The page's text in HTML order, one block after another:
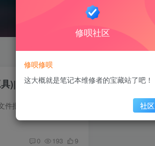
)|免安装绿色版
0 193 9
修呗社区
修呗修呗
这大概就是笔记本维修者的宝藏站了吧！
社区